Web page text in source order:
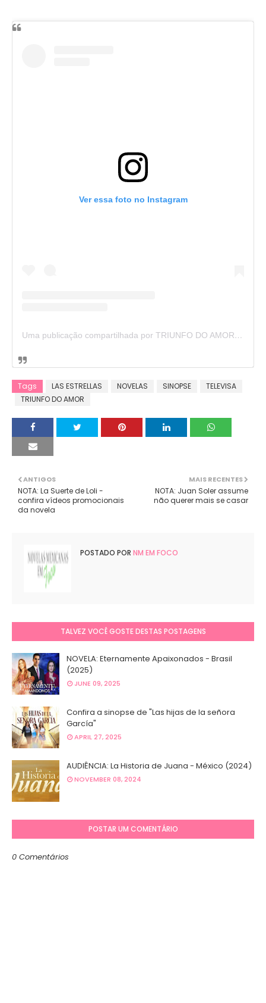
Ver essa foto no Instagram
Uma publicação compartilhada por TRIUNFO DO AMOR 🇧🇷 (@triunfodoamor_oficial)
Tags LAS ESTRELLAS NOVELAS SINOPSE
TELEVISA
TRIUNFO DO AMOR
MAIS RECENTES
NOTA: Juan Soler assume
não querer mais se casar
ANTIGOS
NOTA: La Suerte de Loli -
confira vídeos promocionais
da novela
POSTADO POR NM EM FOCO
TALVEZ VOCÊ GOSTE DESTAS POSTAGENS
NOVELA: Eternamente Apaixonados - Brasil
(2025)
JUNE 09, 2025
Confira a sinopse de "Las hijas de la señora
García"
APRIL 27, 2025
AUDIÊNCIA: La Historia de Juana - México (2024)
NOVEMBER 08, 2024
POSTAR UM COMENTÁRIO
0 Comentários